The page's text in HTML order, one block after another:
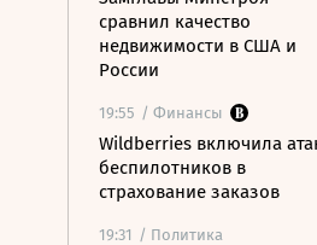
сравнил качество
недвижимости в США и
России
19:55 / Финансы
Wildberries включила
беспилотников в
страхование заказов
19:31 / Политика